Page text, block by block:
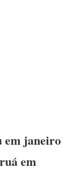
em janeiro
em